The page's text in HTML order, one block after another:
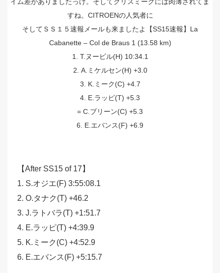
すね。CITROENの人気者に
そしてＳＳ１５速報メールも来ましたよ【SS15速報】La
Cabanette – Col de Braus 1 (13.58 km)
1. T.ヌービル(H) 10:34.1
2. A.ミケルセン(H) +3.0
3. K.ミーク(C) +4.7
4. E.ラッピ(T) +5.3
= C.ブリーン(C) +5.3
6. E.エバンス(F) +6.9
【After SS15 of 17】
1. S.オジエ(F) 3:55:08.1
2. O.タナク(T) +46.2
3. J.ラトバラ(T) +1:51.7
4. E.ラッピ(T) +4:39.9
5. K.ミーク(C) +4:52.9
6. E.エバンス(F) +5:15.7